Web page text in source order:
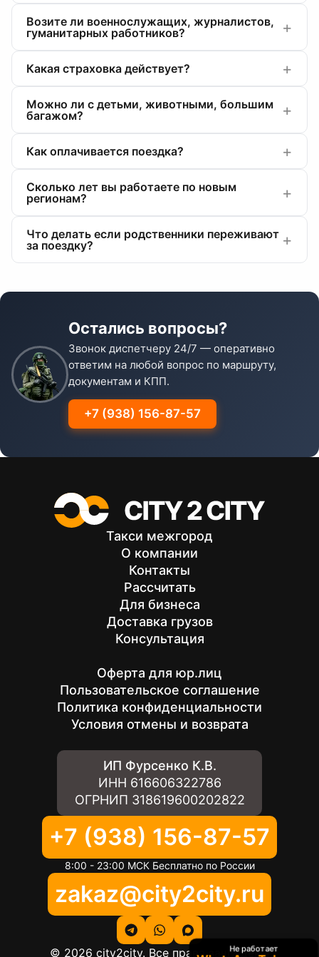
Возите ли военнослужащих, журналистов,
гуманитарных работников?
Какая страховка действует?
Можно ли с детьми, животными, большим
багажом?
Как оплачивается поездка?
Сколько лет вы работаете по новым
регионам?
Что делать если родственники переживают
за поездку?
Остались вопросы?
Звонок диспетчеру 24/7 — оперативно
ответим на любой вопрос по маршруту,
документам и КПП.
+7 (938) 156-87-57
Такси межгород
О компании
Контакты
Рассчитать
Для бизнеса
Доставка грузов
Консультация
Оферта для юр.лиц
Пользовательское соглашение
Политика конфиденциальности
Условия отмены и возврата
ИП Фурсенко К.В.
ИНН 616606322786
ОГРНИП 318619600202822
+7 (938) 156-87-57
8:00 - 23:00 МСК Бесплатно по России
zakaz@city2city.ru
© 2026 city2city. Все права защищены
Не работает